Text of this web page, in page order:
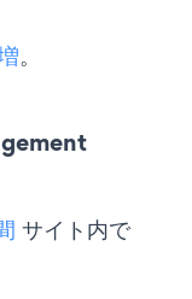
。
サイト内で